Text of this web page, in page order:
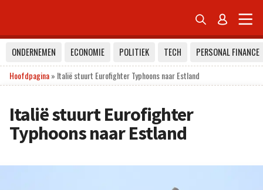
 
ONDERNEMEN ECONOMIE POLITIEK TECH
PERSONAL FINANCE
Hoofdpagina» Italië stuurt Eurofighter Typhoons naar Estland
Italië stuurt Eurofighter
Typhoons naar Estland